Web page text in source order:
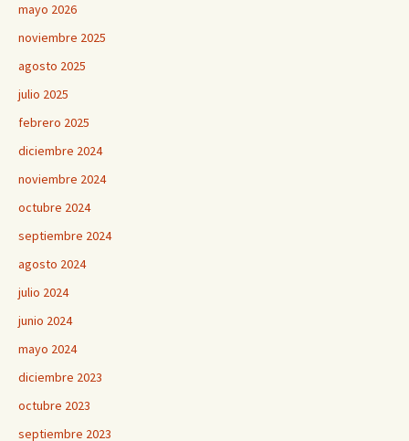
mayo 2026
noviembre 2025
agosto 2025
julio 2025
febrero 2025
diciembre 2024
noviembre 2024
octubre 2024
septiembre 2024
agosto 2024
julio 2024
junio 2024
mayo 2024
diciembre 2023
octubre 2023
septiembre 2023